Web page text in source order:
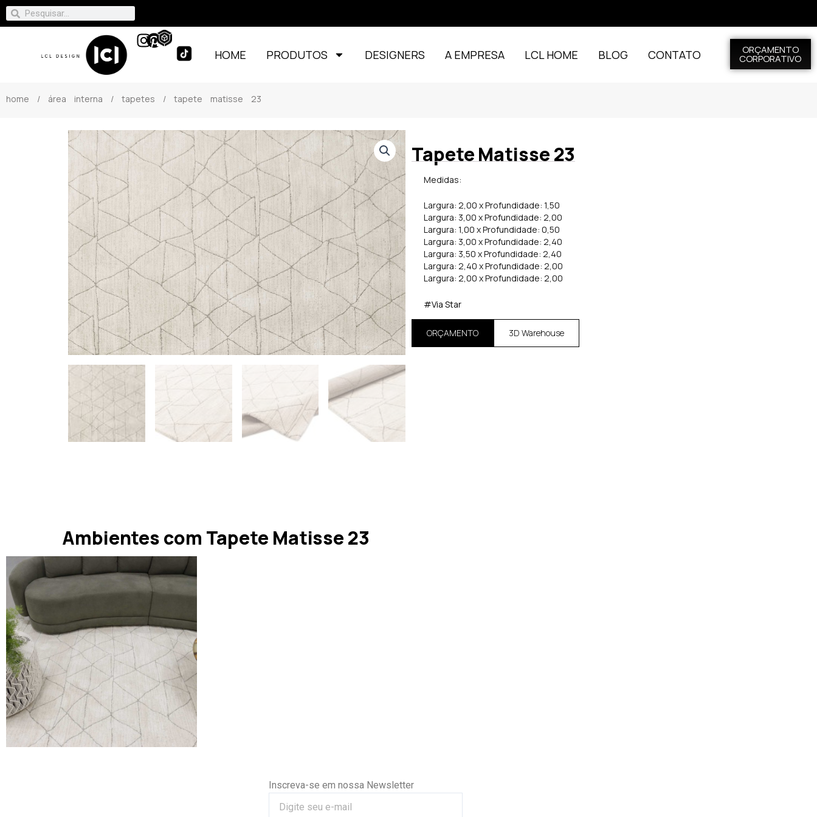
HOME PRODUTOS DESIGNERS A EMPRESA LCL HOME BLOG CONTATO ORÇAMENTO
CORPORATIVO
home / área interna / tapetes / tapete matisse 23
Tapete Matisse 23
Medidas:
Largura: 2,00 x Profundidade: 1,50
Largura: 3,00 x Profundidade: 2,00
Largura: 1,00 x Profundidade: 0,50
Largura: 3,00 x Profundidade: 2,40
Largura: 3,50 x Profundidade: 2,40
Largura: 2,40 x Profundidade: 2,00
Largura: 2,00 x Profundidade: 2,00
#Via Star
ORÇAMENTO 3D Warehouse
Ambientes com Tapete Matisse 23
Inscreva-se em nossa Newsletter